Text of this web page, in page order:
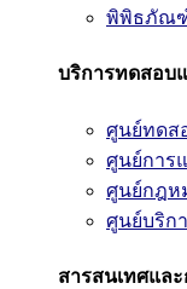
พิพิธภัณ
บริการทดสอบ
ศูนย์ทดส
ศูนย์การ
ศูนย์กฎห
ศูนย์บริก
สารสนเทศแล